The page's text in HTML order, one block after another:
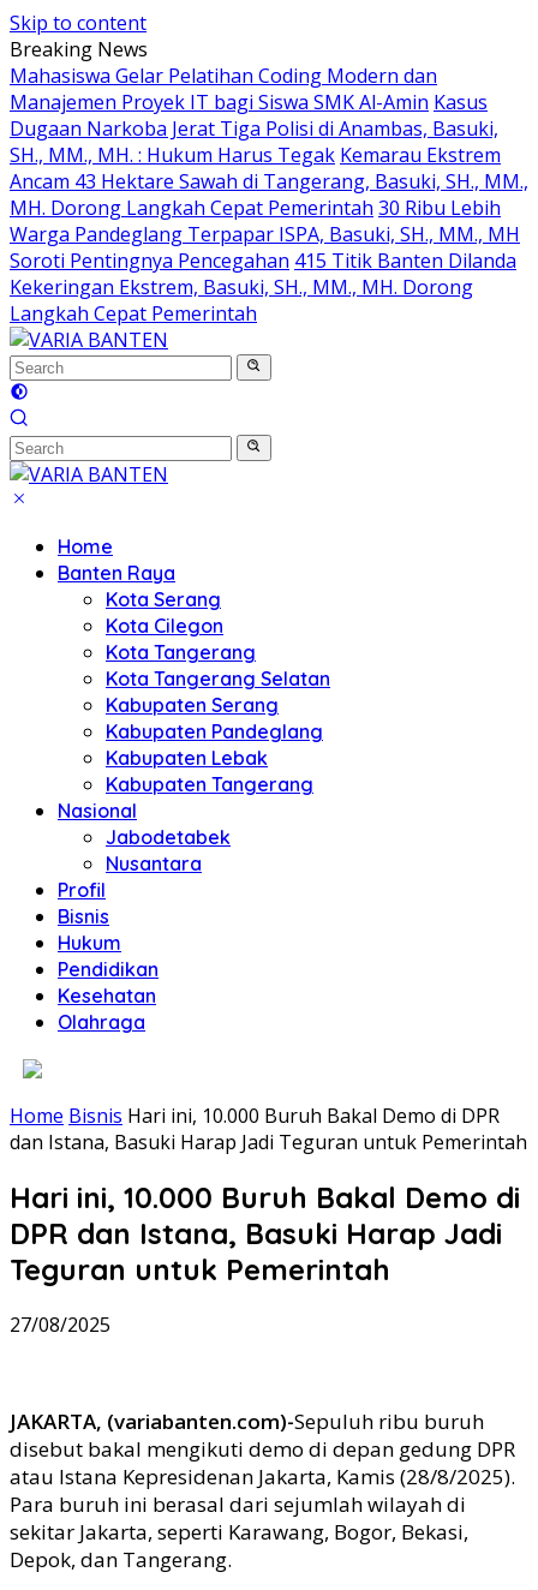
Skip to content
Breaking News
Mahasiswa Gelar Pelatihan Coding Modern dan
Manajemen Proyek IT bagi Siswa SMK Al-Amin Kasus
Dugaan Narkoba Jerat Tiga Polisi di Anambas, Basuki,
SH., MM., MH. : Hukum Harus Tegak Kemarau Ekstrem
Ancam 43 Hektare Sawah di Tangerang, Basuki, SH., MM.,
MH. Dorong Langkah Cepat Pemerintah 30 Ribu Lebih
Warga Pandeglang Terpapar ISPA, Basuki, SH., MM., MH
Soroti Pentingnya Pencegahan 415 Titik Banten Dilanda
Kekeringan Ekstrem, Basuki, SH., MM., MH. Dorong
Langkah Cepat Pemerintah
Home
Banten Raya
Kota Serang
Kota Cilegon
Kota Tangerang
Kota Tangerang Selatan
Kabupaten Serang
Kabupaten Pandeglang
Kabupaten Lebak
Kabupaten Tangerang
Nasional
Jabodetabek
Nusantara
Profil
Bisnis
Hukum
Pendidikan
Kesehatan
Olahraga
Home Bisnis Hari ini, 10.000 Buruh Bakal Demo di DPR
dan Istana, Basuki Harap Jadi Teguran untuk Pemerintah
Hari ini, 10.000 Buruh Bakal Demo di
DPR dan Istana, Basuki Harap Jadi
Teguran untuk Pemerintah
27/08/2025
JAKARTA, (variabanten.com)-Sepuluh ribu buruh
disebut bakal mengikuti demo di depan gedung DPR
atau Istana Kepresidenan Jakarta, Kamis (28/8/2025).
Para buruh ini berasal dari sejumlah wilayah di
sekitar Jakarta, seperti Karawang, Bogor, Bekasi,
Depok, dan Tangerang.